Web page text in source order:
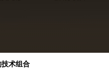
术组合